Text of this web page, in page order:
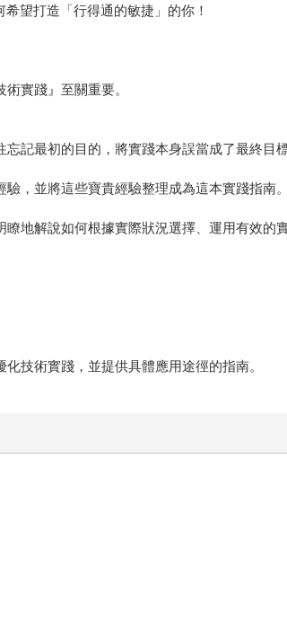
望打造「行得通的敏捷」的你！
實踐』至關重要。
記最初的目的，將實踐本身誤當成了最終目標
，並將這些寶貴經驗整理成為這本實踐指南。
地解說如何根據實際狀況選擇、運用有效的實
技術實踐，並提供具體應用途徑的指南。